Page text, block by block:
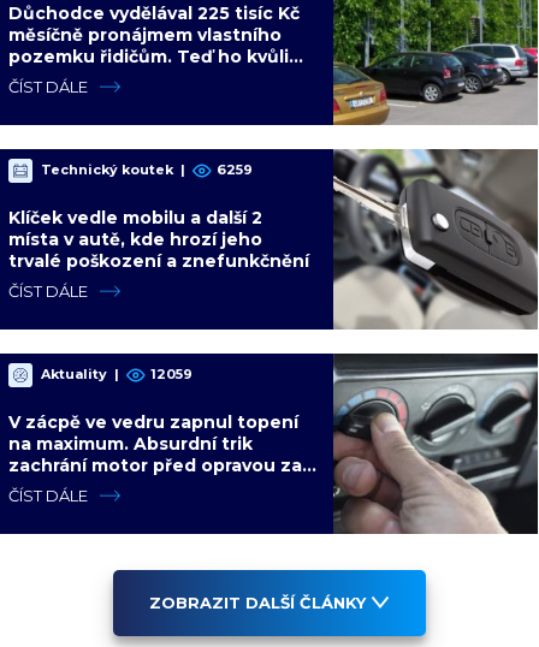
Důchodce vydělával 225 tisíc Kč
měsíčně pronájmem vlastního
pozemku řidičům. Teď ho kvůli
tomu čeká soud
ČÍST DÁLE
Technický koutek | 6259
Klíček vedle mobilu a další 2
místa v autě, kde hrozí jeho
trvalé poškození a znefunkčnění
ČÍST DÁLE
Aktuality | 12059
V zácpě ve vedru zapnul topení
na maximum. Absurdní trik
zachrání motor před opravou za
desítky tisíc
ČÍST DÁLE
ZOBRAZIT DALŠÍ ČLÁNKY